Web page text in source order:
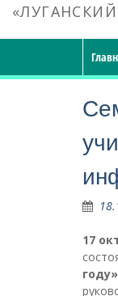
17
году»